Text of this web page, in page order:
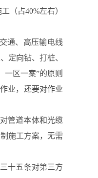
（占40%左右）
通、高压输电线
定向钻、打桩、
区一案”的原则
业，还要对作业
管道本体和光缆
施工方案，无需
十五条对第三方